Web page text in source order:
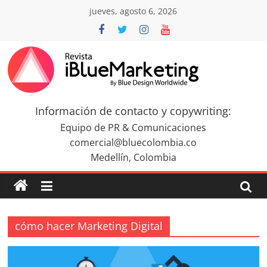
jueves, agosto 6, 2026
Revista
iBlue
Marketing
Colombia
|
Revistas
Información de contacto y copywriting:
Equipo de PR & Comunicaciones
comercial@bluecolombia.co
Medellín, Colombia
cómo hacer Marketing Digital